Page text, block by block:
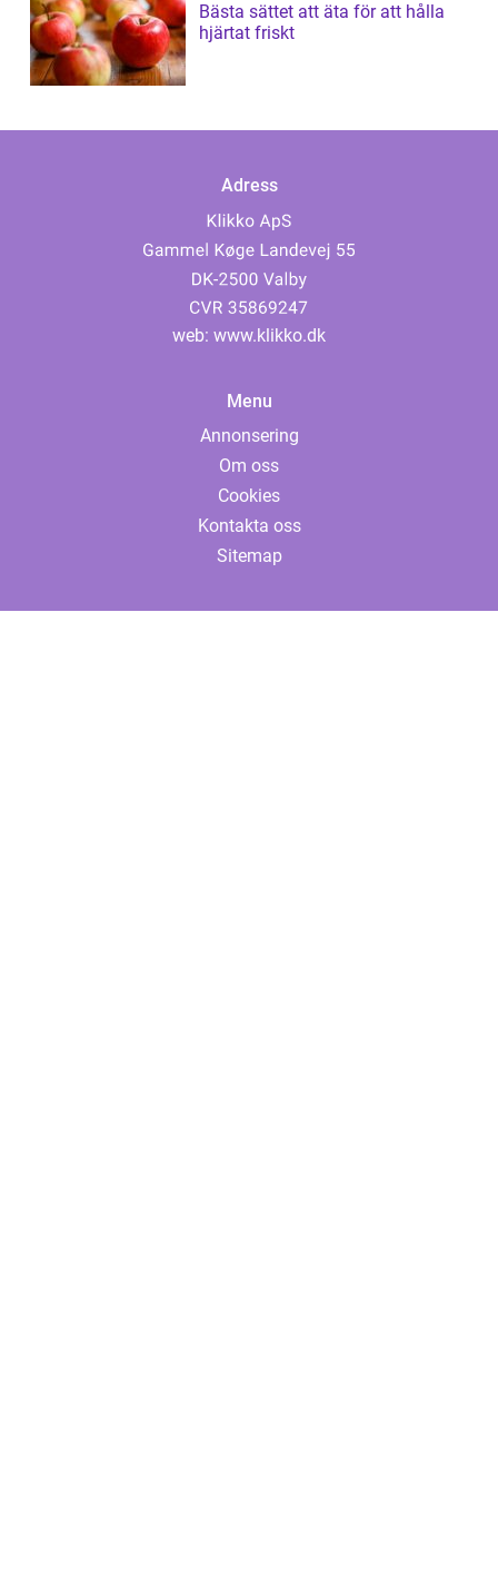
Bästa sättet att äta för att hålla
hjärtat friskt
Adress
web: www.klikko.dk
Menu
Annonsering
Om oss
Cookies
Kontakta oss
Sitemap